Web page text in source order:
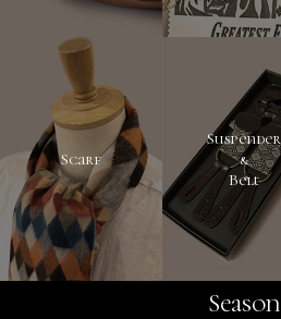
Scarf
Suspender
&
Belt
Season